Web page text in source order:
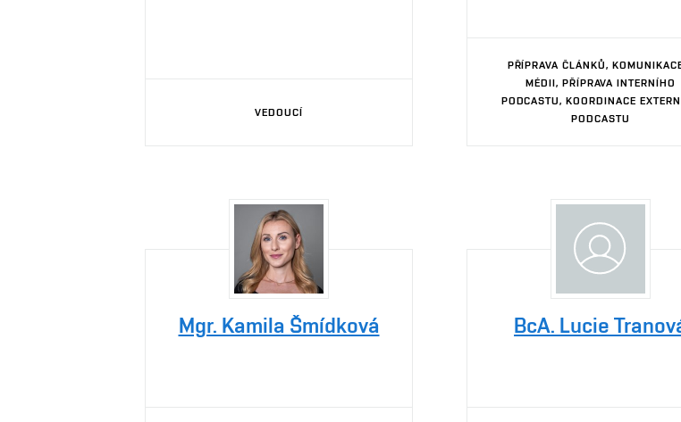
VEDOUCÍ
PŘÍPRAVA ČLÁNKŮ,
MÉDII, PŘÍPRAVA INTERNÍHO
PODCASTU, KOORDINACE
PODCASTU
Mgr. Kamila Šmídková BcA. Lucie